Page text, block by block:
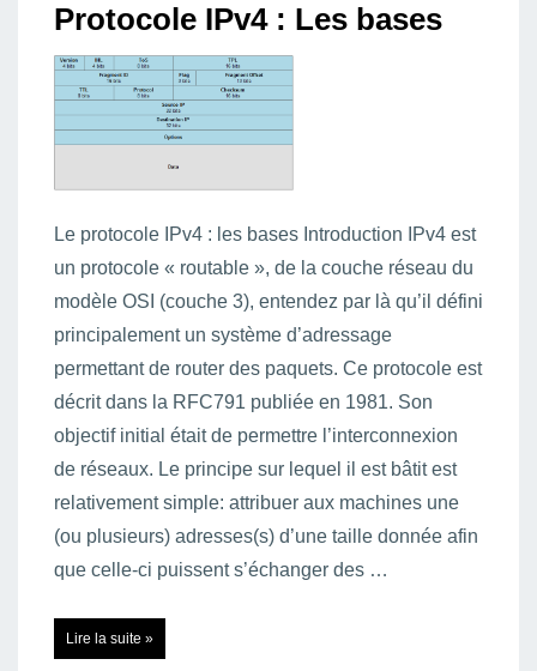
Protocole IPv4 : Les bases
Le protocole IPv4 : les bases Introduction IPv4 est
un protocole « routable », de la couche réseau du
modèle OSI (couche 3), entendez par là qu’il défini
principalement un système d’adressage
permettant de router des paquets. Ce protocole est
décrit dans la RFC791 publiée en 1981. Son
objectif initial était de permettre l’interconnexion
de réseaux. Le principe sur lequel il est bâtit est
relativement simple: attribuer aux machines une
(ou plusieurs) adresses(s) d’une taille donnée afin
que celle-ci puissent s’échanger des …
IPv4
:
Lire la suite »